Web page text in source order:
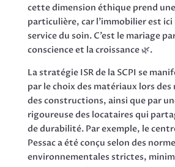
cette dimension éthique prend
particulière, car l’immobilier est
service du soin. C’est le mariage
conscience et la croissance 🌿.
La stratégie ISR de la SCPI se
par le choix des matériaux lors
des constructions, ainsi que par
rigoureuse des locataires qui
de durabilité. Par exemple, le
Pessac a été conçu selon des
environnementales strictes,